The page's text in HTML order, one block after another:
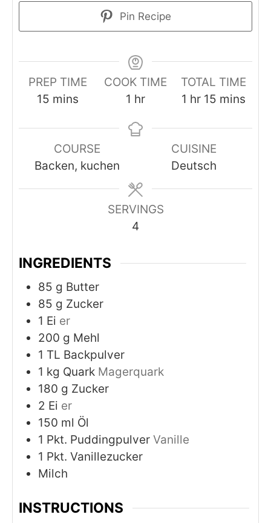
Pin Recipe
PREP TIME
15minutes
mins
COOK TIME
1 hour
hr
TOTAL TIME
1 hour
hr 15minutes
mins
COURSE
Backen, kuchen
CUISINE
Deutsch
SERVINGS
4
INGREDIENTS
85 g Butter
85 g Zucker
1 Ei er
200 g Mehl
1 TL Backpulver
1 kg Quark Magerquark
180 g Zucker
2 Ei er
150 ml Öl
1 Pkt. Puddingpulver Vanille
1 Pkt. Vanillezucker
Milch
INSTRUCTIONS